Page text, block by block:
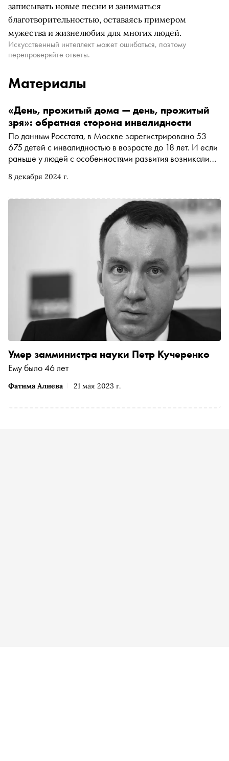
записывать новые песни и заниматься
благотворительностью, оставаясь примером
мужества и жизнелюбия для многих людей.
Искусственный интеллект может ошибаться, поэтому
перепроверяйте ответы.
Материалы
8 декабря 2024 г.
«День, прожитый дома — день, прожитый
зря»: обратная сторона инвалидности
По данным Росстата, в Москве зарегистрировано 53
675 детей с инвалидностью в возрасте до 18 лет. И если
раньше у людей с особенностями развития возникали
и адаптацией в обществе, то сегодня ситуация
живется взрослым и детям с особенностями здоровья в
городе-миллионнике и какой суперсилой обладают
Фатима Алиева 21 мая 2023 г.
Умер замминистра науки Петр Кучеренко
Ему было 46 лет